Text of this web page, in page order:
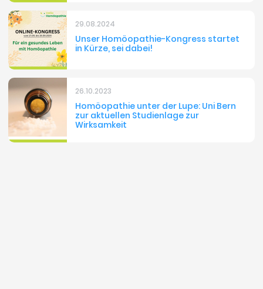
29.08.2024
Unser Homöopathie-Kongress startet
in Kürze, sei dabei!
26.10.2023
Homöopathie unter der Lupe: Uni Bern
zur aktuellen Studienlage zur
Wirksamkeit